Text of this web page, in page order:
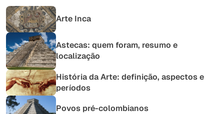
Arte Inca
Astecas: quem foram, resumo e
localização
História da Arte: definição, aspectos e
períodos
Povos pré-colombianos